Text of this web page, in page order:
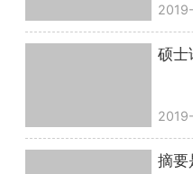
硕士
摘要